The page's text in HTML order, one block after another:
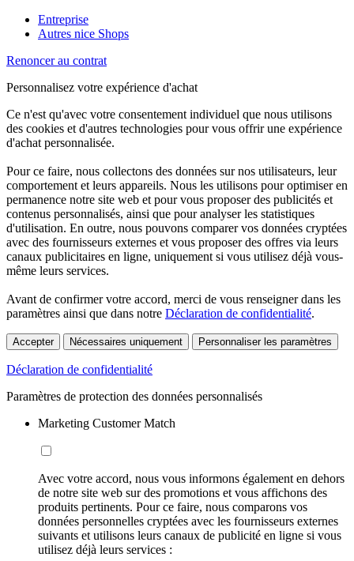
Entreprise
Autres nice Shops
Renoncer au contrat
Personnalisez votre expérience d'achat
Ce n'est qu'avec votre consentement individuel que nous utilisons
des cookies et d'autres technologies pour vous offrir une expérience
d'achat personnalisée.
Pour ce faire, nous collectons des données sur nos utilisateurs, leur
comportement et leurs appareils. Nous les utilisons pour optimiser en
permanence notre site web et pour vous proposer des publicités et
contenus personnalisés, ainsi que pour analyser les statistiques
d'utilisation. En outre, nous pouvons comparer vos données cryptées
avec des fournisseurs externes et vous proposer des offres via leurs
canaux publicitaires en ligne, uniquement si vous utilisez déjà vous-
même leurs services.
Avant de confirmer votre accord, merci de vous renseigner dans les
paramètres ainsi que dans notre Déclaration de confidentialité.
Accepter Nécessaires uniquement Personnaliser les paramètres
Déclaration de confidentialité
Paramètres de protection des données personnalisés
Marketing Customer Match
Avec votre accord, nous vous informons également en dehors
de notre site web sur des promotions et vous affichons des
produits pertinents. Pour ce faire, nous comparons vos
données personnelles cryptées avec les fournisseurs externes
suivants et utilisons leurs canaux de publicité en ligne si vous
utilisez déjà leurs services :